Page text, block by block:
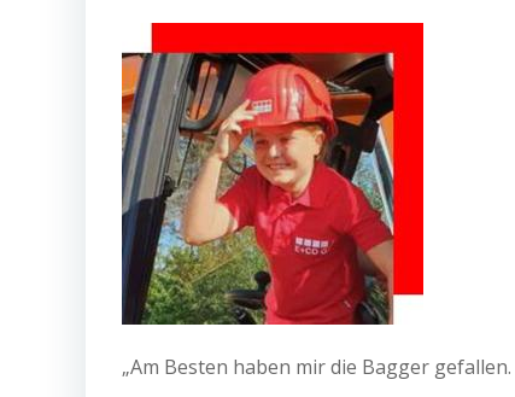
„Am Besten haben mir die Bagger